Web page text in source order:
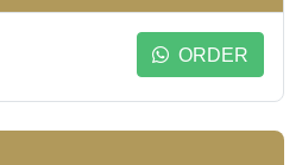
ORDER